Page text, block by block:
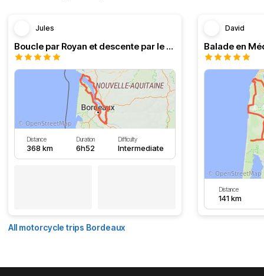
Jules
Boucle par Royan et descente par le Médoc
Distance
368 km
Duration
6h52
Difficulty
Intermediate
David
Distance
141 km
All motorcycle trips Bordeaux